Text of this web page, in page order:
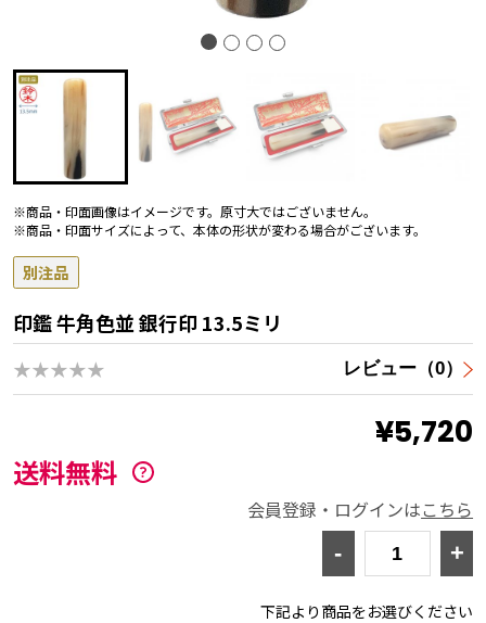
※商品・印面画像はイメージです。原寸大ではございません。
※商品・印面サイズによって、本体の形状が変わる場合がございます。
別注品
印鑑 牛角色並 銀行印 13.5ミリ
★★★★★ レビュー（0）
¥5,720
送料無料
会員登録・ログインはこちら
- +
下記より商品をお選びください